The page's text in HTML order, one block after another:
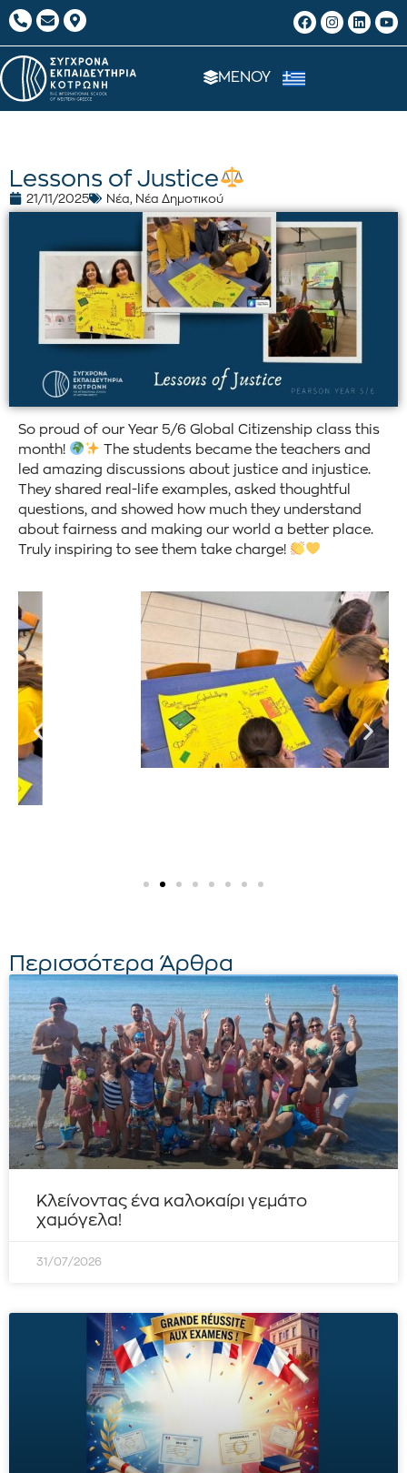
ΜΕΝΟΥ
Lessons of Justice
21/11/2025 Νέα, Νέα Δημοτικού
So proud of our Year 5/6 Global Citizenship class this
month!
The students became the teachers and
led amazing discussions about justice and injustice.
They shared real-life examples, asked thoughtful
questions, and showed how much they understand
about fairness and making our world a better place.
Truly inspiring to see them take charge!
Περισσότερα Άρθρα
Κλείνοντας ένα καλοκαίρι γεμάτο
χαμόγελα!
31/07/2026